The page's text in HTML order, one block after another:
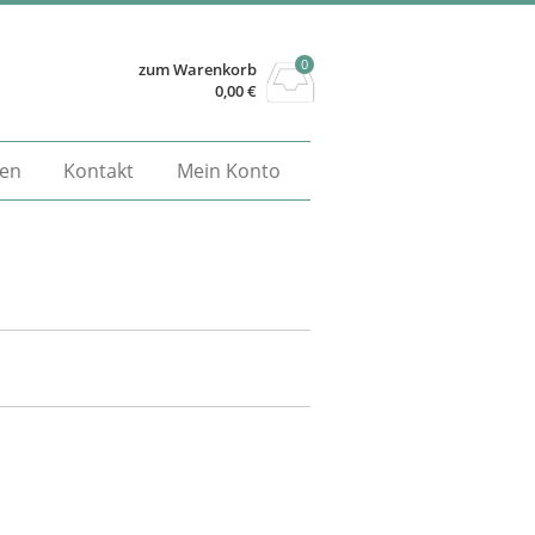
zum Warenkorb
0,00€
0
Kontakt Mein Konto